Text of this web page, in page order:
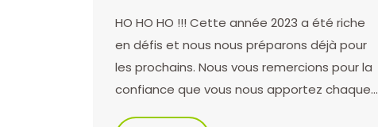
HO HO HO !!! Cette année 2023 a été riche
en défis et nous nous préparons déjà pour
les prochains. Nous vous remercions pour la
confiance que vous nous apportez chaque…